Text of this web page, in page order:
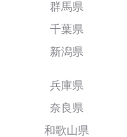
群馬県
千葉県
新潟県
兵庫県
奈良県
和歌山県